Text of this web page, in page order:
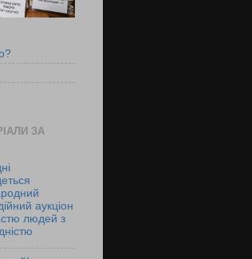
ЗА
аукціон
людей з